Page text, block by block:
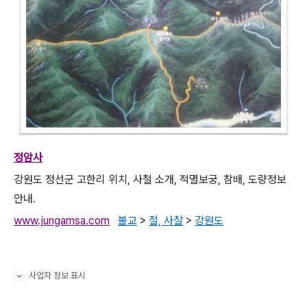
정암사
강원도 정선군 고한리 위치, 사철 소개, 적멸보궁, 참배, 도량정보
안내.
www.jungamsa.com
불교 > 절, 사찰> 강원도
사업자 정보 표시